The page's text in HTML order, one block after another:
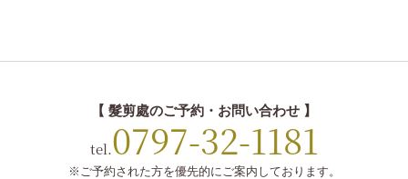
【 髮剪處のご予約・お問い合わせ 】
tel.0797-32-1181
※ご予約された方を優先的にご案内しております。